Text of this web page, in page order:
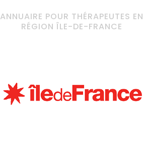
ANNUAIRE POUR THÉRAPEUTES EN
RÉGION ÎLE-DE-FRANCE